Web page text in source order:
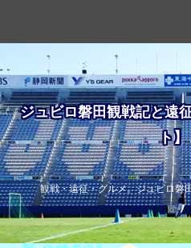
ジュビロ磐田観戦記と遠
ト】
観戦・遠征・グルメ。ジュビロ磐